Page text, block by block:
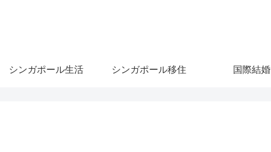
シンガポール生活 シンガポール移住 国際結婚